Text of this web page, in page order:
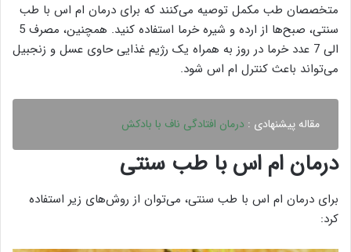
متخصصان طب مکمل توصیه می‌کنند که برای درمان ام اس با طب
سنتی، صبح‌ها از ارده و شیره خرما استفاده کنید. همچنین، مصرف 5
الی 7 عدد خرما در روز به همراه یک رژیم غذایی حاوی عسل و زنجبیل
می‌تواند باعث کنترل ام اس شود.
مقاله پیشنهادی : درمان افتادگی ناف با بادکش
درمان ام اس با طب سنتی
برای درمان ام اس با طب سنتی، می‌توان از روش‌های زیر استفاده
کرد: